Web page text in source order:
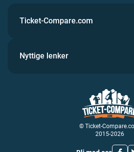
© Ticket-
2015-2026
Ticket-Compare.com
Nyttige lenker